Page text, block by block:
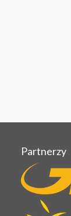
Partnerzy